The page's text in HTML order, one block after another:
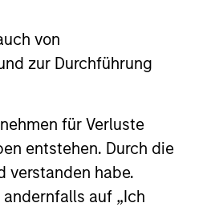
von
zur Durchführung
für Verluste
entstehen. Durch die
verstanden habe.
auf „Ich